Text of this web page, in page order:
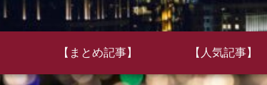
【まとめ記事】 【人気記事】